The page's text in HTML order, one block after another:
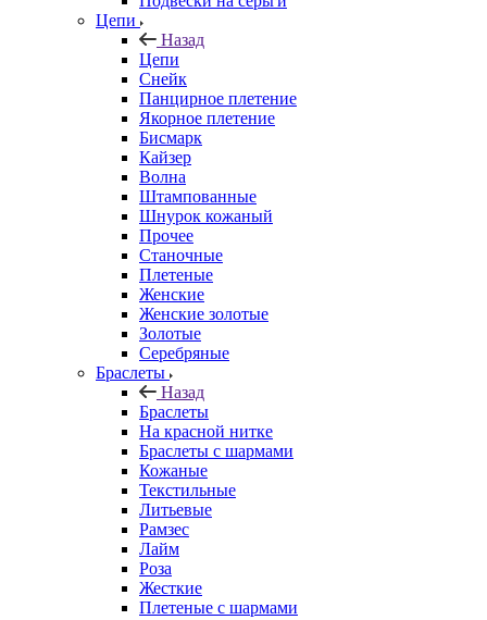
Цепи
Назад
Цепи
Снейк
Панцирное плетение
Якорное плетение
Бисмарк
Кайзер
Волна
Штампованные
Шнурок кожаный
Прочее
Станочные
Плетеные
Женские
Женские золотые
Золотые
Серебряные
Браслеты
Назад
Браслеты
На красной нитке
Браслеты с шармами
Кожаные
Текстильные
Литьевые
Рамзес
Лайм
Роза
Жесткие
Плетеные с шармами